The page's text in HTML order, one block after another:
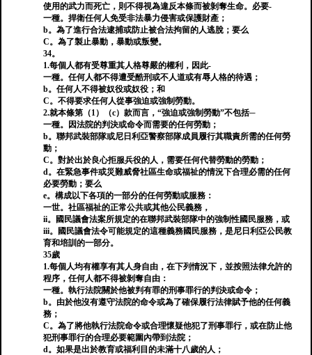
使用的武力而死亡，則不得視為違反本條而被剝奪生命。必要-
一種。捍衛任何人免受非法暴力侵害或保護財產；
b。為了進行合法逮捕或防止被合法拘留的人逃脫；要么
C。為了製止暴動，暴動或叛變。
34。
1.每個人都有受尊重其人格尊嚴的權利，因此-
一種。任何人都不得遭受酷刑或不人道或有辱人格的待遇；
b。任何人不得被奴役或奴役；和
C。不得要求任何人從事強迫或強制勞動。
2.就本條第（1）（c）款而言，“強迫或強制勞動”不包括─
一種。因法院的判決或命令而需要的任何勞動；
b。聯邦武裝部隊或尼日利亞警察部隊成員履行其職責所需的任何勞
動；
C。對於出於良心拒服兵役的人，需要任何代替勞動的勞動；
d。在緊急事件或災難威脅社區生命或福祉的情況下合理必需的任何
必要勞動；要么
e。構成以下各項的一部分的任何勞動或服務：
一世。社區福祉的正常公共或其他公民義務，
ii。國民議會法案所規定的在聯邦武裝部隊中的強制性國民服務，或
iii。國民議會法令可能規定的這種義務國民服務，是尼日利亞公民教
育和培訓的一部分。
35歲
1.每個人均有權享有其人身自由，在下列情況下，並按照法律允許的
程序，任何人都不得被剝奪自由：
一種。執行法院關於他被判有罪的刑事罪行的判決或命令；
b。由於他沒有遵守法院的命令或為了確保履行法律賦予他的任何義
務；
C。為了將他執行法院命令或合理懷疑他犯了刑事罪行，或在防止他
犯刑事罪行的合理必要範圍內帶到法院；
d。如果是出於教育或福利目的未滿十八歲的人；